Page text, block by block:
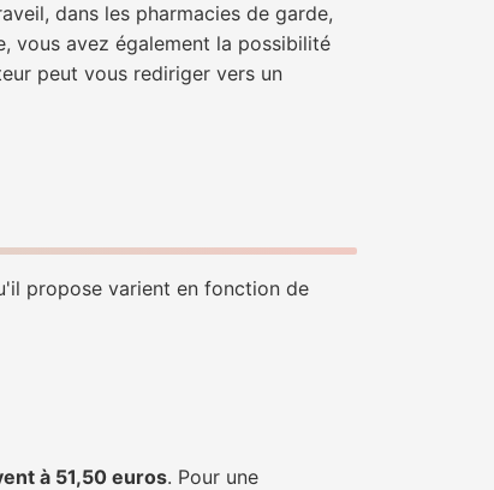
dans les pharmacies de garde,
vous avez également la possibilité
peut vous rediriger vers un
propose varient en fonction de
à 51,50 euros. Pour une